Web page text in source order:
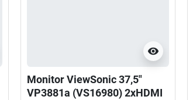
visibility
Monitor ViewSonic 37,5"
VP3881a (VS16980) 2xHDMI